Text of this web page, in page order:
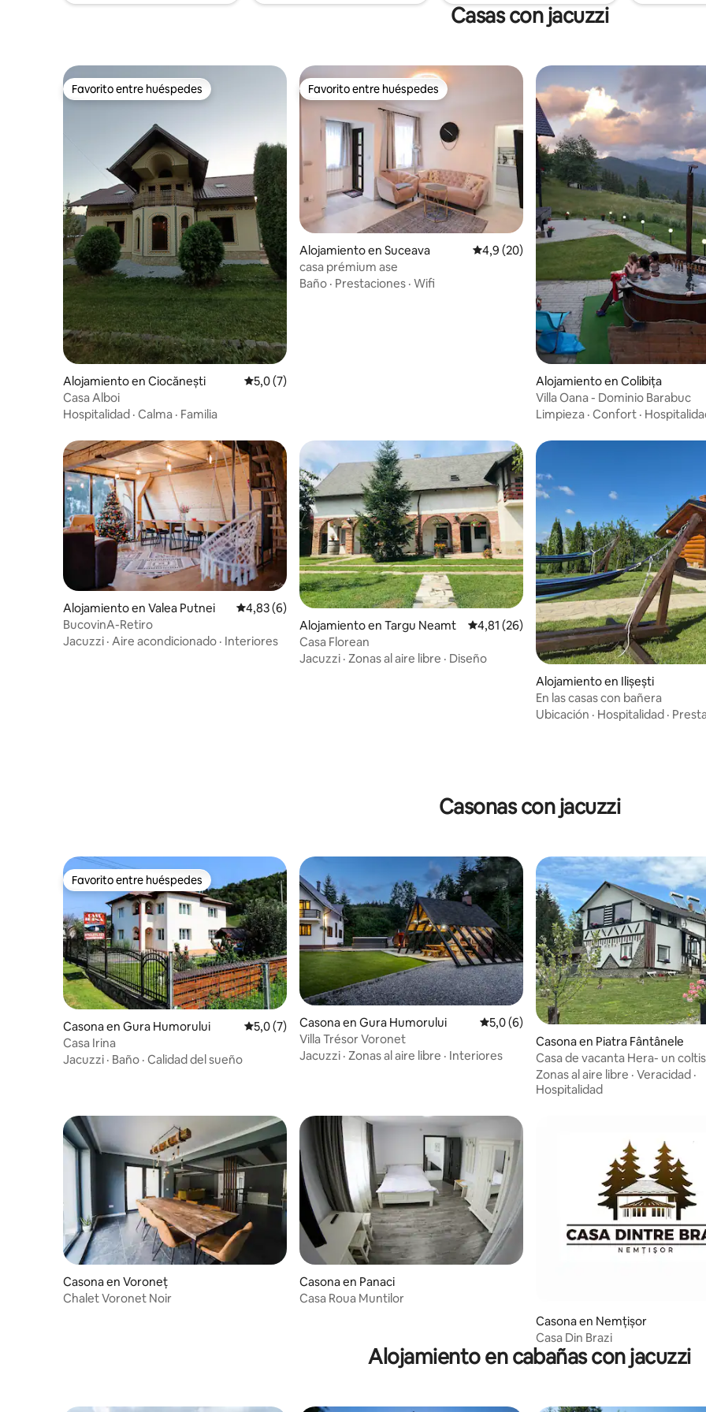
Casas con jacuzzi
Favorito entre huéspedes
Favorito entre huéspedes
Alojamiento en Ciocănești Calificación promedio: 5,0 de 5. 7 evaluaciones
5,0 (7)
Casa Alboi
Hospitalidad · Calma · Familia
Favorito entre huéspedes
Favorito entre huéspedes
Alojamiento en Suceava Calificación promedio: 4,9 de 5. 20
4,9 (20)
casa prémium ase
Baño · Prestaciones · Wifi
Alojamiento en Colibița
Villa Oana - Dominio Barabuc
Limpieza · Confort ·
Alojamiento en Valea Putnei Calificación promedio: 4,83 de 5. 6 evaluaciones
4,83 (6)
BucovinA-Retiro
Jacuzzi · Aire acondicionado · Interiores
Alojamiento en Targu Neamt Calificación promedio: 4,81 de 5. 26
4,81 (26)
Casa Florean
Jacuzzi · Zonas al aire libre · Diseño
Alojamiento en Ilișești
En las casas con bañera
Ubicación · Hospitalidad ·
Casonas con jacuzzi
Favorito entre huéspedes
Favorito entre huéspedes
Casona en Gura Humorului Calificación promedio: 5,0 de 5. 7 evaluaciones
5,0 (7)
Casa Irina
Jacuzzi · Baño · Calidad del sueño
Casona en Gura Humorului Calificación promedio: 5,0 de 5. 6
5,0 (6)
Villa Trésor Voronet
Jacuzzi · Zonas al aire libre · Interiores
Casona en Piatra Fântânele
Casa de vacanta Hera- un
Zonas al aire libre · Veracidad ·
Hospitalidad
Casona en Voroneț
Chalet Voronet Noir
Casona en Panaci
Casa Roua Muntilor
Casona en Nemțișor
Casa Din Brazi
Alojamiento en cabañas con jacuzzi